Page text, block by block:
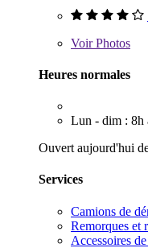
VoirPhotos
Heures normales
Lun - dim : 8h
Ouvert aujourd'hui
Services
Camions de
Remorques et
Accessoires